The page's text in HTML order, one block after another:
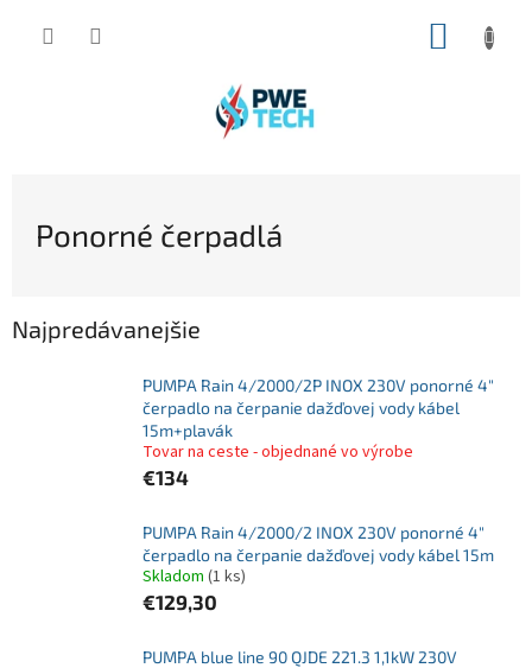
Ponorné čerpadlá
Najpredávanejšie
PUMPA Rain 4/2000/2P INOX 230V ponorné 4"
čerpadlo na čerpanie dažďovej vody kábel
15m+plavák
Tovar na ceste - objednané vo výrobe
€134
PUMPA Rain 4/2000/2 INOX 230V ponorné 4"
čerpadlo na čerpanie dažďovej vody kábel 15m
Skladom (1 ks)
€129,30
PUMPA blue line 90 QJDE 221.3 1,1kW 230V